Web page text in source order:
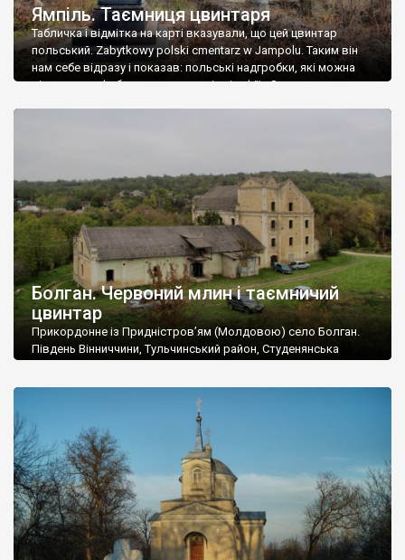
Ямпіль. Таємниця цвинтаря
Табличка і відмітка на карті вказували, що цей цвинтар
польський. Zabytkowy polski cmentarz w Jampolu. Таким він
нам себе відразу і показав: польські надгробки, які можна
віднести до фабричних, польські епітафії… Загалом цвинтар
Болган. Червоний млин і таємничий
цвинтар
Прикордонне із Придністров’ям (Молдовою) село Болган.
Південь Вінниччини, Тульчинський район, Студенянська
старовинний цвинтар із кам’яними хрестами. Всі епітафії, які
збереглися, написані кирилицею, церковнослов’янською
мовою. За всіма традиційними ознаками – цвинтар
український. Хрести датуються 19 століттям. У 1924-1940
роках Болган […]